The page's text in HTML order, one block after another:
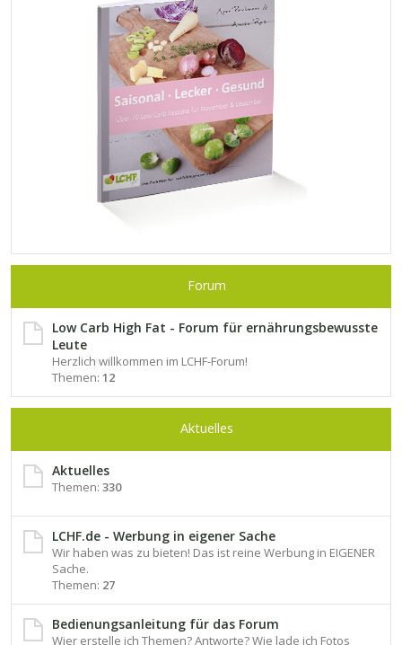
Forum
Low Carb High Fat - Forum für ernährungsbewusste
Leute
Herzlich willkommen im LCHF-Forum!
Themen: 12
Aktuelles
Aktuelles
Themen: 330
LCHF.de - Werbung in eigener Sache
Wir haben was zu bieten! Das ist reine Werbung in EIGENER
Sache.
Themen: 27
Bedienungsanleitung für das Forum
Wier erstelle ich Themen? Antworte? Wie lade ich Fotos